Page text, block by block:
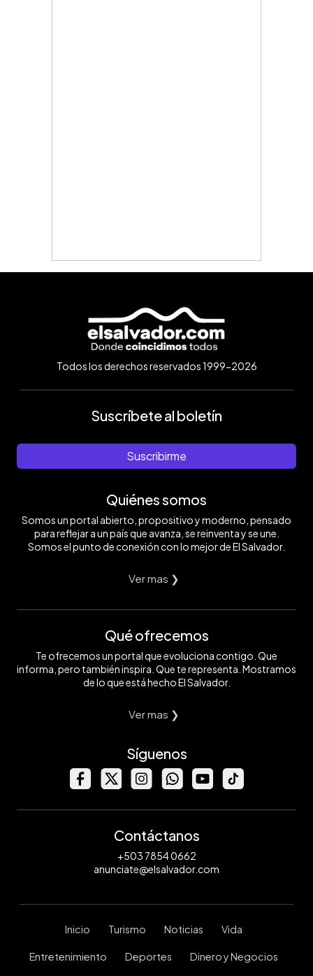
Todos los derechos reservados 1999-2026
Suscríbete al boletín
Suscribirme
Quiénes somos
Somos un portal abierto, propositivo y moderno, pensado
para reflejar a un país que avanza, se reinventa y se une.
Somos el punto de conexión con lo mejor de El Salvador.
Ver mas ❯
Qué ofrecemos
Te ofrecemos un portal que evoluciona contigo. Que
informa, pero también inspira. Que te representa. Mostramos
de lo que está hecho El Salvador.
Ver mas ❯
Síguenos
Contáctanos
+503 7854 0662
anunciate@elsalvador.com
Inicio Turismo Noticias Vida
Entretenimiento Deportes Dinero y Negocios